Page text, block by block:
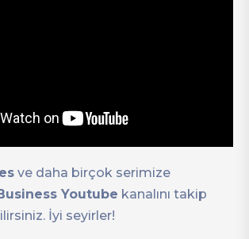
ve daha birçok serimize
Youtube kanalını takip
İyi seyirler!